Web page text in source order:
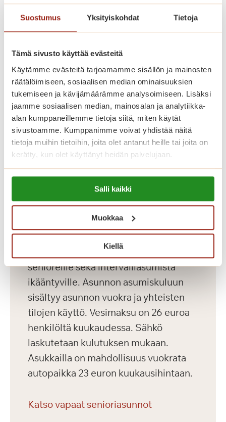
Suostumus Yksityiskohdat Tietoja
Tämä sivusto käyttää evästeitä
Käytämme evästeitä tarjoamamme sisällön ja mainosten
räätälöimiseen, sosiaalisen median ominaisuuksien
tukemiseen ja kävijämäärämme analysoimiseen. Lisäksi
jaamme sosiaalisen median, mainosalan ja analytiikka-
alan kumppaneillemme tietoja siitä, miten käytät
sivustoamme. Kumppanimme voivat yhdistää näitä
tietoja muihin tietoihin, joita olet antanut heille tai joita on
kerätty, kun olet käyttänyt heidän palvelujaan.
Lue lisää evästeistä:
https://sagacare.fi/evasteet/
Salli kaikki
Muokkaa
Kiellä
Kodinomaisessa ja aktiivisessa
palvelutalossa on 207 parvekkeellista
omassa kodissasi, jonka voit sisustaa
mieleiseksesi. Kaikissa
senioriasunnoissa on ilmava
pohjaratkaisu, nykyaikainen keittiö,
esteetön kylpyhuone ja turvapuhelin.
Viihtyisissä yhteistiloissa ovat upeat
talvipuutarhat, ravintoloita, kirjasto,
saunaosasto sisä- ja ulkoaltaineen.
Saga-palvelutalon asunnoissa asut
turvallisesti ja saat apua aina, kun sitä
tarvitset.
Saga Kaskenniitty tarjoaa viihtyisää ja
laadukasta vuokra-asumista aktiivisille
senioreille sekä intervalliasumista
ikääntyville. Asunnon asumiskuluun
sisältyy asunnon vuokra ja yhteisten
tilojen käyttö. Vesimaksu on 26 euroa
henkilöltä kuukaudessa. Sähkö
laskutetaan kulutuksen mukaan.
Asukkailla on mahdollisuus vuokrata
autopaikka 23 euron kuukausihintaan.
Katso vapaat senioriasunnot